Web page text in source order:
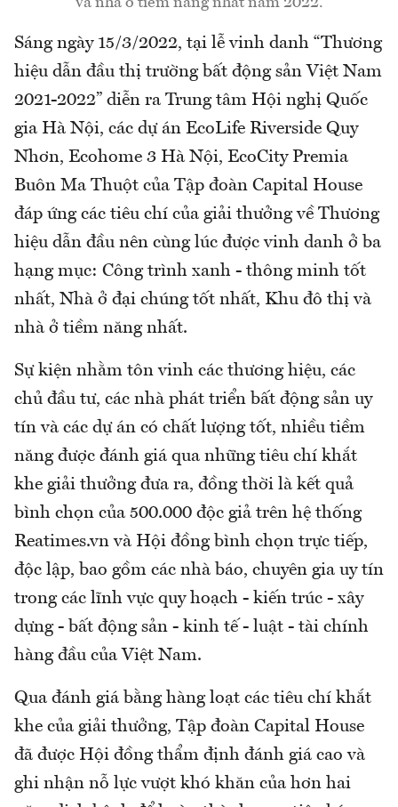
Sáng ngày 15/3/2022, tại lễ vinh danh “Thương
hiệu dẫn đầu thị trường bất động sản Việt Nam
2021-2022” diễn ra Trung tâm Hội nghị Quốc
gia Hà Nội, các dự án EcoLife Riverside Quy
Nhơn, Ecohome 3 Hà Nội, EcoCity Premia
Buôn Ma Thuột của Tập đoàn Capital House
đáp ứng các tiêu chí của giải thưởng về Thương
hiệu dẫn đầu nên cùng lúc được vinh danh ở ba
hạng mục: Công trình xanh - thông minh tốt
nhất, Nhà ở đại chúng tốt nhất, Khu đô thị và
nhà ở tiềm năng nhất.
Sự kiện nhằm tôn vinh các thương hiệu, các
chủ đầu tư, các nhà phát triển bất động sản uy
tín và các dự án có chất lượng tốt, nhiều tiềm
năng được đánh giá qua những tiêu chí khắt
khe giải thưởng đưa ra, đồng thời là kết quả
bình chọn của 500.000 độc giả trên hệ thống
Reatimes.vn và Hội đồng bình chọn trực tiếp,
độc lập, bao gồm các nhà báo, chuyên gia uy tín
trong các lĩnh vực quy hoạch - kiến trúc - xây
dựng - bất động sản - kinh tế - luật - tài chính
hàng đầu của Việt Nam.
Qua đánh giá bằng hàng loạt các tiêu chí khắt
khe của giải thưởng, Tập đoàn Capital House
đã được Hội đồng thẩm định đánh giá cao và
ghi nhận nỗ lực vượt khó khăn của hơn hai